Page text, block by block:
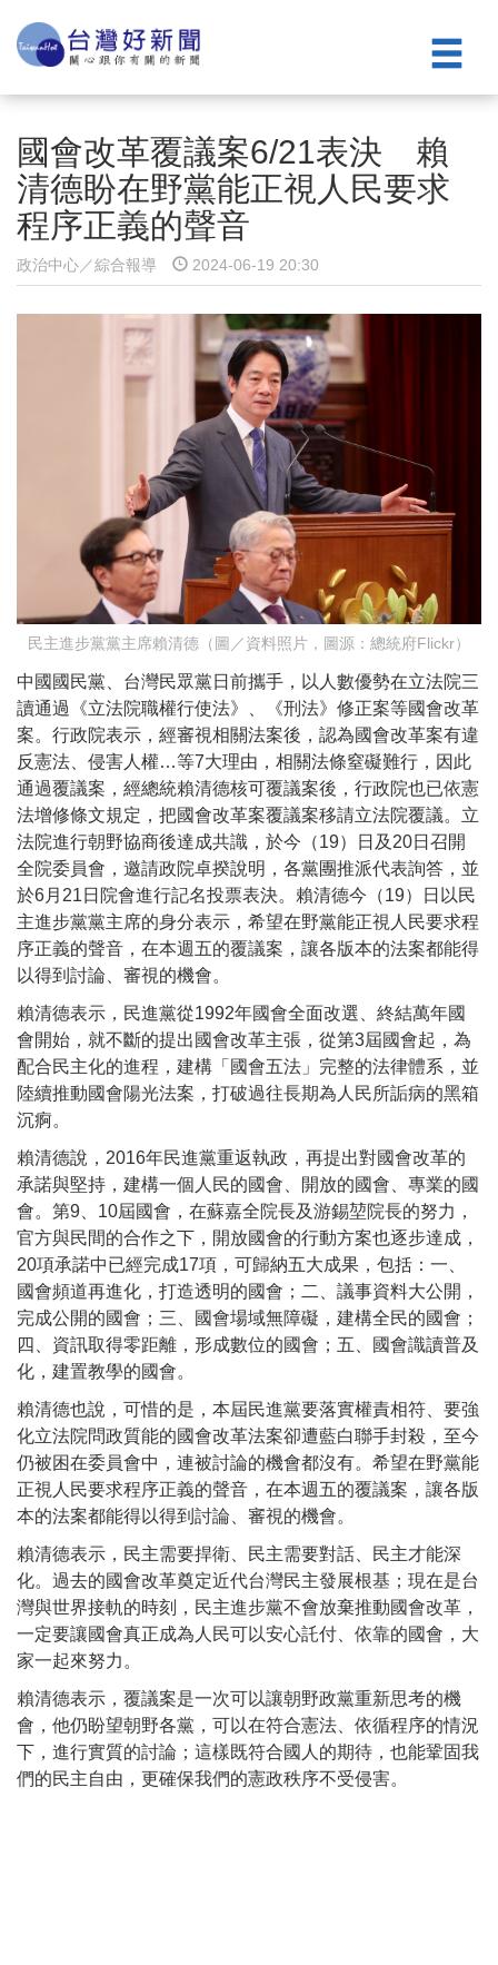
國會改革覆議案6/21表決 賴
清德盼在野黨能正視人民要求
程序正義的聲音
政治中心／綜合報導 2024-06-19 20:30
民主進步黨黨主席賴清德（圖／資料照片，圖源：總統府Flickr）
中國國民黨、台灣民眾黨日前攜手，以人數優勢在立法院三
讀通過《立法院職權行使法》、《刑法》修正案等國會改革
案。行政院表示，經審視相關法案後，認為國會改革案有違
反憲法、侵害人權…等7大理由，相關法條窒礙難行，因此
通過覆議案，經總統賴清德核可覆議案後，行政院也已依憲
法增修條文規定，把國會改革案覆議案移請立法院覆議。立
法院進行朝野協商後達成共識，於今（19）日及20日召開
全院委員會，邀請政院卓揆說明，各黨團推派代表詢答，並
於6月21日院會進行記名投票表決。賴清德今（19）日以民
主進步黨黨主席的身分表示，希望在野黨能正視人民要求程
序正義的聲音，在本週五的覆議案，讓各版本的法案都能得
以得到討論、審視的機會。
賴清德表示，民進黨從1992年國會全面改選、終結萬年國
會開始，就不斷的提出國會改革主張，從第3屆國會起，為
配合民主化的進程，建構「國會五法」完整的法律體系，並
陸續推動國會陽光法案，打破過往長期為人民所詬病的黑箱
沉痾。
賴清德說，2016年民進黨重返執政，再提出對國會改革的
承諾與堅持，建構一個人民的國會、開放的國會、專業的國
會。第9、10屆國會，在蘇嘉全院長及游錫堃院長的努力，
官方與民間的合作之下，開放國會的行動方案也逐步達成，
20項承諾中已經完成17項，可歸納五大成果，包括：一、
國會頻道再進化，打造透明的國會；二、議事資料大公開，
完成公開的國會；三、國會場域無障礙，建構全民的國會；
四、資訊取得零距離，形成數位的國會；五、國會識讀普及
化，建置教學的國會。
賴清德也說，可惜的是，本屆民進黨要落實權責相符、要強
化立法院問政質能的國會改革法案卻遭藍白聯手封殺，至今
仍被困在委員會中，連被討論的機會都沒有。希望在野黨能
正視人民要求程序正義的聲音，在本週五的覆議案，讓各版
本的法案都能得以得到討論、審視的機會。
賴清德表示，民主需要捍衛、民主需要對話、民主才能深
化。過去的國會改革奠定近代台灣民主發展根基；現在是台
灣與世界接軌的時刻，民主進步黨不會放棄推動國會改革，
一定要讓國會真正成為人民可以安心託付、依靠的國會，大
家一起來努力。
賴清德表示，覆議案是一次可以讓朝野政黨重新思考的機
會，他仍盼望朝野各黨，可以在符合憲法、依循程序的情況
下，進行實質的討論；這樣既符合國人的期待，也能鞏固我
們的民主自由，更確保我們的憲政秩序不受侵害。